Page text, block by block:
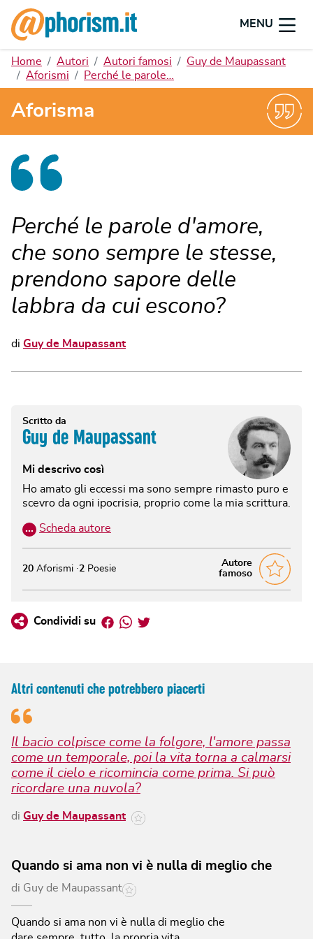
MENU
Home Autori Autori famosi
Guy de Maupassant
Aforismi
Perché le parole…
Aforisma
Perché le parole d'amore,
che sono sempre le stesse,
prendono sapore delle
labbra da cui escono?
di Guy de Maupassant
Scritto da
Guy de Maupassant
Mi descrivo così
Ho amato gli eccessi ma sono sempre rimasto puro e
scevro da ogni ipocrisia, proprio come la mia scrittura.
… Scheda autore
Autore
famoso
20 Aforismi 2 Poesie
Condividi su Facebook
Whatsapp
Twitter
Altri contenuti che potrebbero piacerti
Il bacio colpisce come la folgore, l'amore passa
come un temporale, poi la vita torna a calmarsi
come il cielo e ricomincia come prima. Si può
ricordare una nuvola?
di Guy de Maupassant
Quando si ama non vi è nulla di meglio che
di Guy de Maupassant
Quando si ama non vi è nulla di meglio che